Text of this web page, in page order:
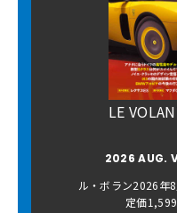
LE
2026 AUG.
ル・ボラン2026
定価